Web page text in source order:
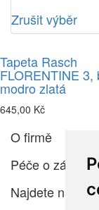
Zrušit výběr
Tapeta Rasch
FLORENTINE 3,
modro zlatá
645,00 Kč
O firmě
Péče o
Najdete nás